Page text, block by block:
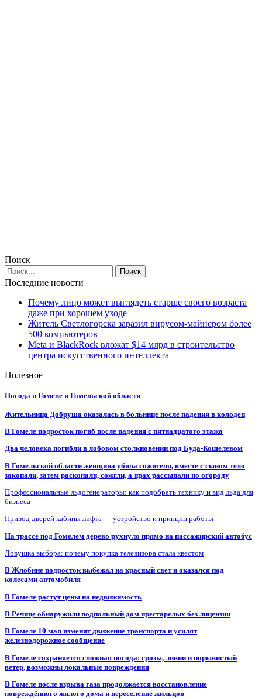
Поиск
Последние новости
Почему лицо может выглядеть старше своего возраста
даже при хорошем уходе
Житель Светлогорска заразил вирусом-майнером более
500 компьютеров
Meta и BlackRock вложат $14 млрд в строительство
центра искусственного интеллекта
Полезное
Погода в Гомеле и Гомельской области
Жительница Добруша оказалась в больнице после падения в колодец
В Гомеле подросток погиб после падения с пятнадцатого этажа
Два человека погибли в лобовом столкновении под Буда-Кошелевом
В Гомельской области женщина убила сожителя, вместе с сыном тело
закопали, затем раскопали, сожгли, а прах рассыпали по огороду
Профессиональные льдогенераторы: как подобрать технику и вид льда для
бизнеса
Привод дверей кабины лифта — устройство и принцип работы
На трассе под Гомелем дерево рухнуло прямо на пассажирский автобус
Ловушка выбора: почему покупка телевизора стала квестом
В Жлобине подросток выбежал на красный свет и оказался под
колесами автомобиля
В Гомеле растут цены на недвижимость
В Речице обнаружили подпольный дом престарелых без лицензии
В Гомеле 10 мая изменят движение транспорта и усилят
железнодорожное сообщение
В Гомеле сохраняется сложная погода: грозы, ливни и порывистый
ветер, возможны локальные повреждения
В Гомеле после взрыва газа продолжается восстановление
повреждённого жилого дома и переселение жильцов